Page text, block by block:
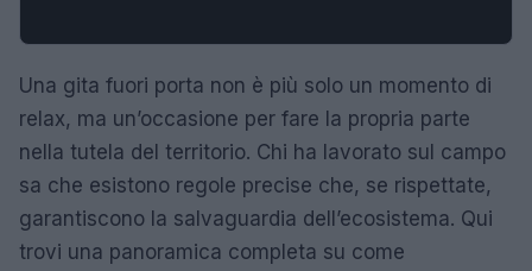
Una gita fuori porta non è più solo un momento di
relax, ma un’occasione per fare la propria parte
nella tutela del territorio. Chi ha lavorato sul campo
sa che esistono regole precise che, se rispettate,
garantiscono la salvaguardia dell’ecosistema. Qui
trovi una panoramica completa su come